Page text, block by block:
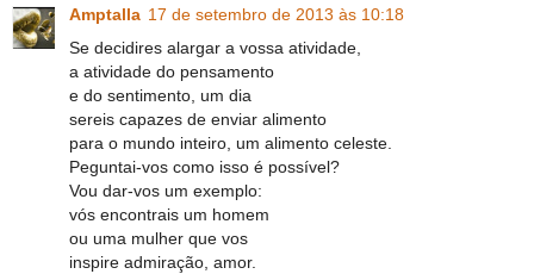
Amptalla 17 de setembro de 2013 às 10:18
Se decidires alargar a vossa atividade,
a atividade do pensamento
e do sentimento, um dia
sereis capazes de enviar alimento
para o mundo inteiro, um alimento celeste.
Peguntai-vos como isso é possível?
Vou dar-vos um exemplo:
vós encontrais um homem
ou uma mulher que vos
inspire admiração, amor.